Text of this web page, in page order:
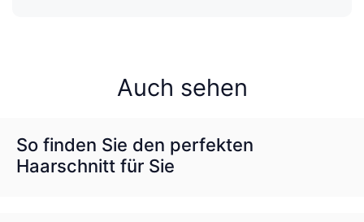
Auch sehen
So finden Sie den perfekten
Haarschnitt für Sie